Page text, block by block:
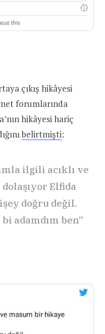
çıkış hikâyesi
forumlarında
hikâyesi hariç
belirtmişti:
ilgili acıklı ve
Elfida
doğru değil.
adamdım ben”